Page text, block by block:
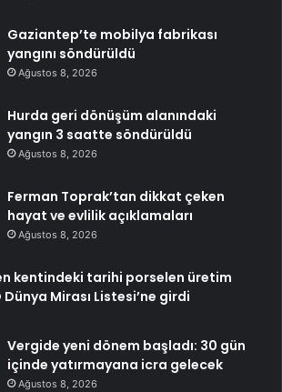
Gaziantep’te mobilya fabrikası
yangını söndürüldü
Ağustos 8, 2026
Hurda geri dönüşüm alanındaki
yangın 3 saatte söndürüldü
Ağustos 8, 2026
Ferman Toprak’tan dikkat çeken
hayat ve evlilik açıklamaları
Ağustos 8, 2026
kentindeki tarihi porselen üretim
Dünya Mirası Listesi’ne girdi
Vergide yeni dönem başladı: 30 gün
içinde yatırmayana icra gelecek
Ağustos 8, 2026